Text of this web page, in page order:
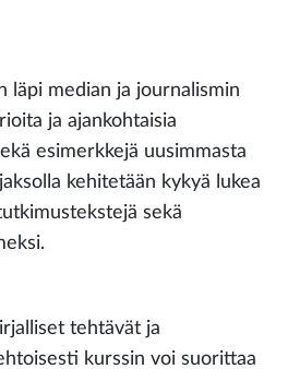
läpi median ja journalismin
ja ajankohtaisia
esimerkkejä uusimmasta
kehitetään kykyä lukea
sekä
tehtävät ja
kurssin voi suorittaa